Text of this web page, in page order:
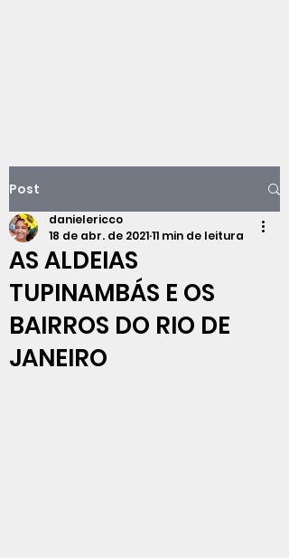
Post
AS ALDEIAS
TUPINAMBÁS E OS
BAIRROS DO RIO DE
JANEIRO
danielericco
18 de abr. de 202111 min de leitura